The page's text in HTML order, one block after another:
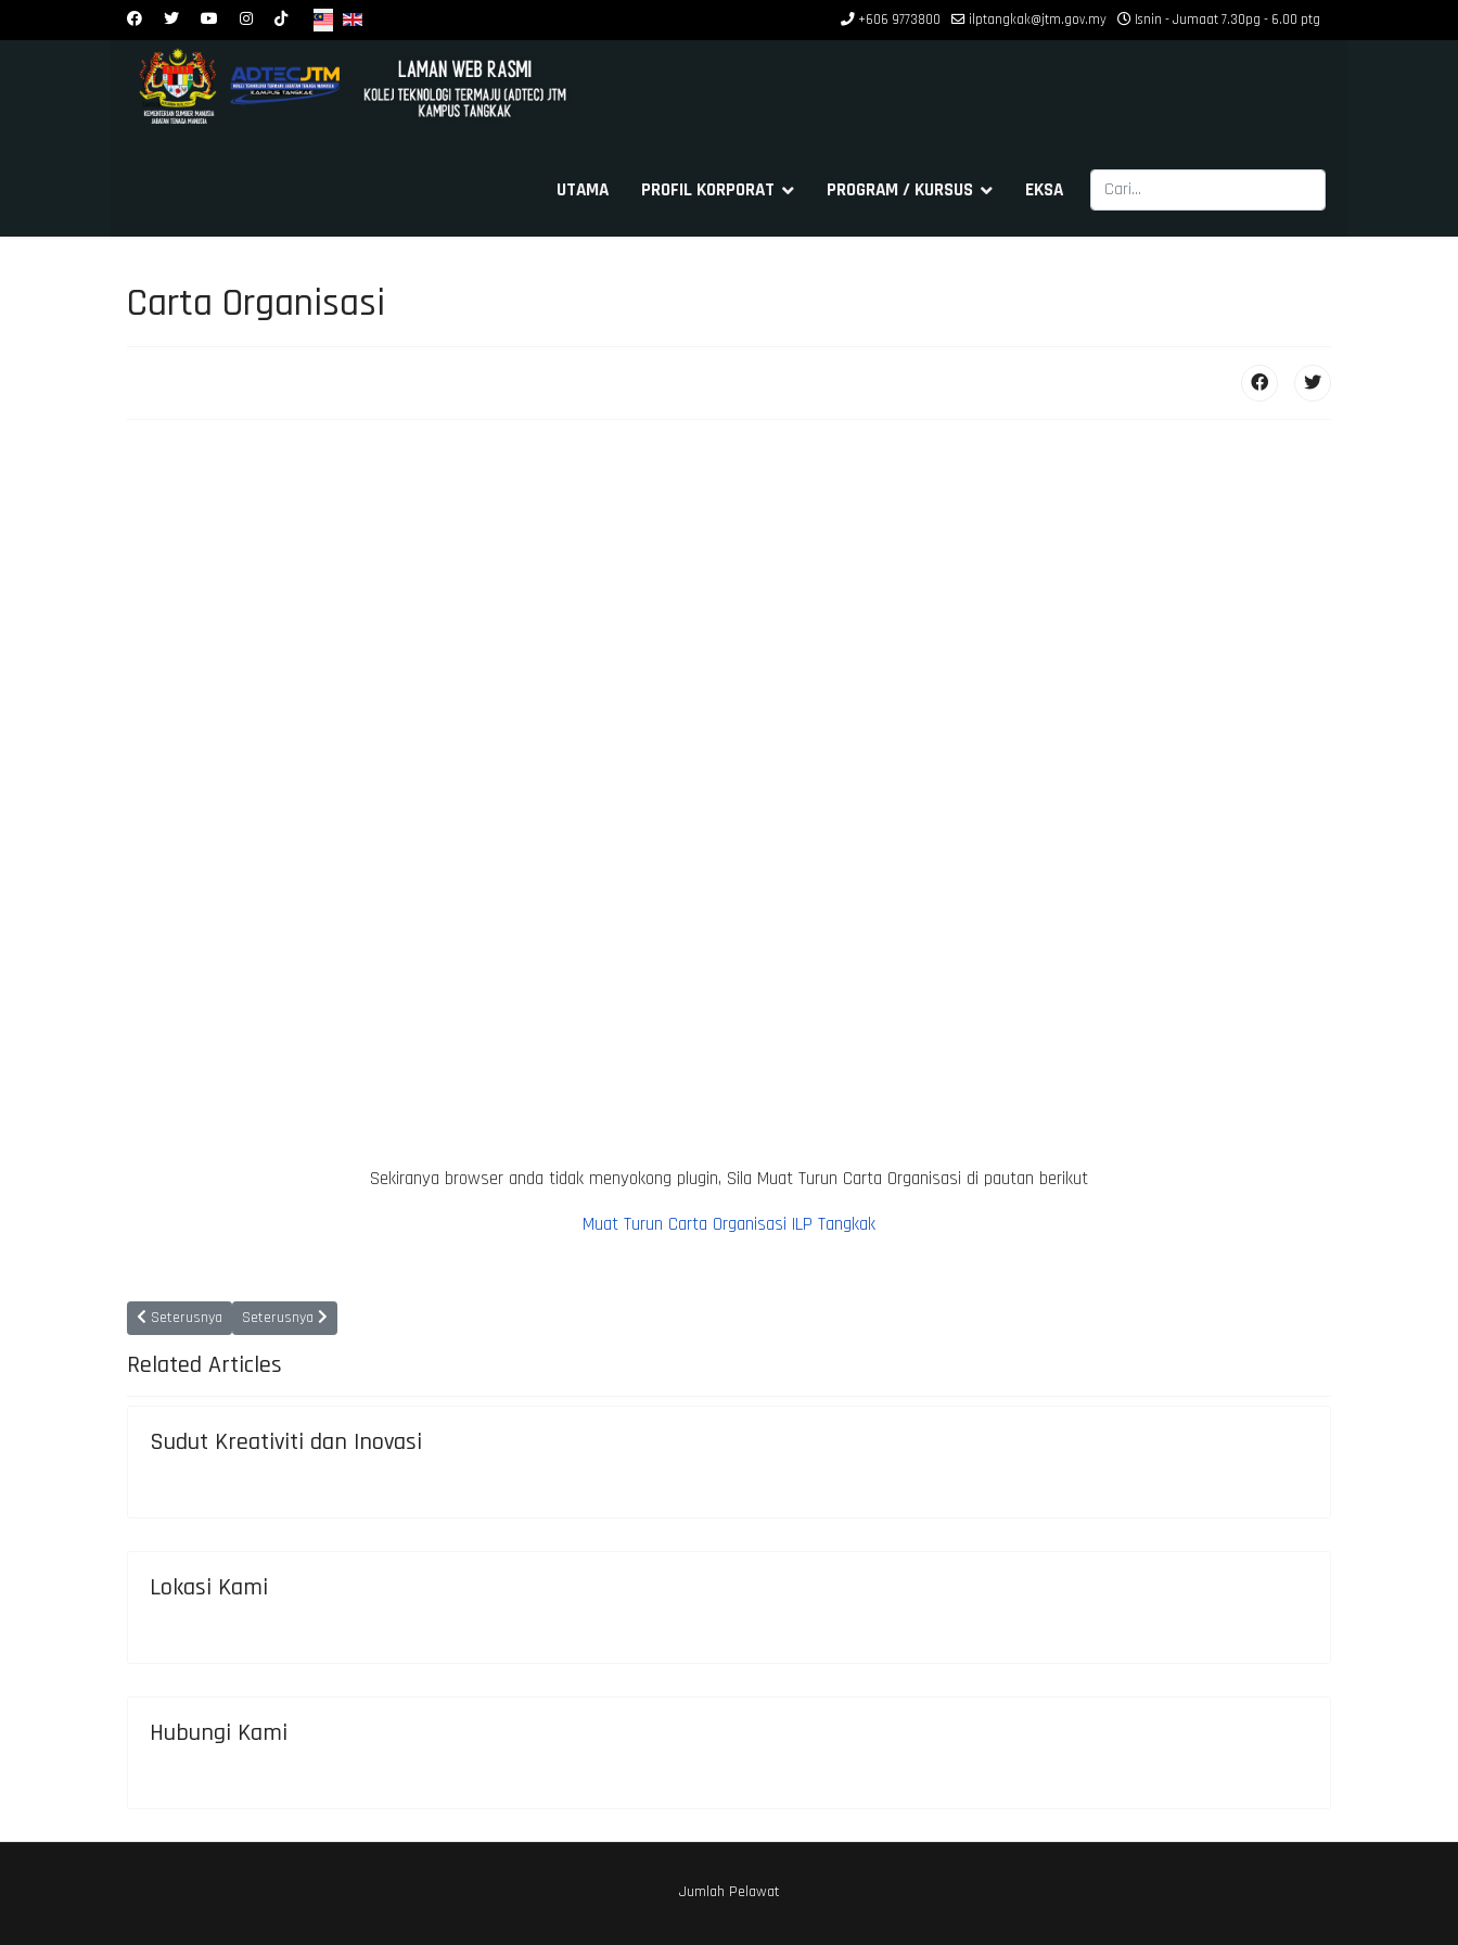
+606 9773800 ilptangkak@jtm.gov.my Isnin - Jumaat 7.30pg - 6.00 ptg
UTAMA PROFIL KORPORAT PROGRAM / KURSUS EKSA
Cari
Carta Organisasi
Sekiranya browser anda tidak menyokong plugin, Sila Muat Turun Carta Organisasi di pautan berikut
Muat Turun Carta Organisasi ILP Tangkak
Previous article: Piagam Pelanggan
Seterusnya Next article: Direktori Kakitangan
Seterusnya
Related Articles
Sudut Kreativiti dan Inovasi
Lokasi Kami
Hubungi Kami
Jumlah Pelawat